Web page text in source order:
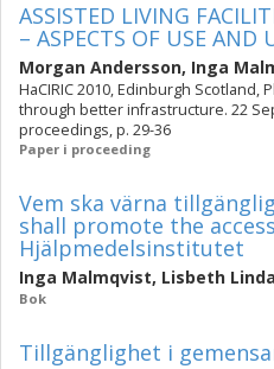
ASSISTED LIVING
– ASPECTS OF USE AND
Morgan Andersson, Inga
HaCIRIC 2010, Edinburgh
through better infrastructure. 22
proceedings, p. 29-36
Paper i proceeding
Vem ska värna
shall promote the
Hjälpmedelsinstitutet
Inga Malmqvist, Lisbeth
Bok
Tillgänglighet i